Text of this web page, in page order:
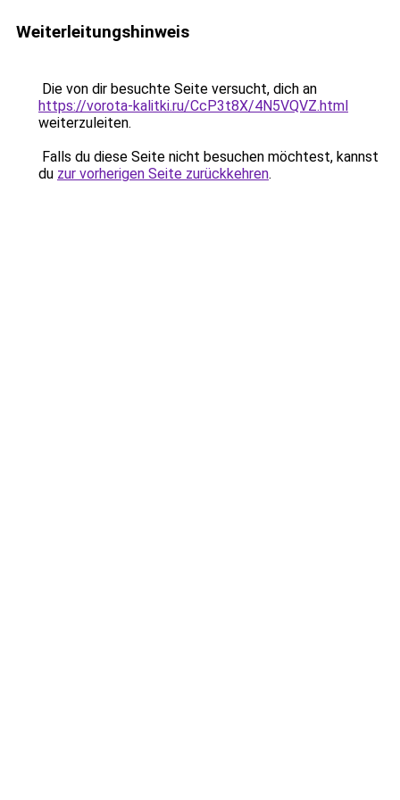
Weiterleitungshinweis
Die von dir besuchte Seite versucht, dich an
https://vorota-kalitki.ru/CcP3t8X/4N5VQVZ.html
weiterzuleiten.
Falls du diese Seite nicht besuchen möchtest, kannst
du zur vorherigen Seite zurückkehren.